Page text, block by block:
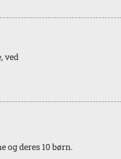
ved
og deres 10 børn.